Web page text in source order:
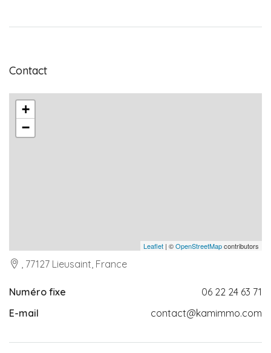
Contact
+
−
Leaflet | ©OpenStreetMapcontributors
, 77127 Lieusaint, France
Numéro fixe
06 22 24 63 71
E-mail
contact@kamimmo.com